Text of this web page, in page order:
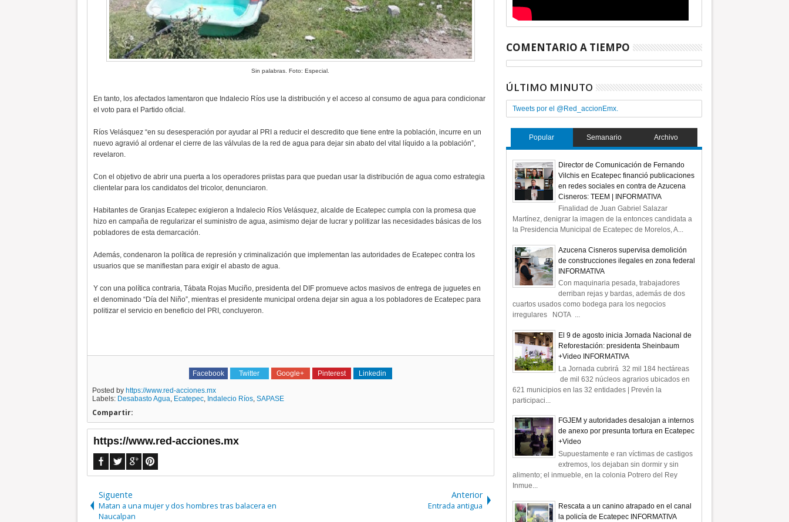
Sin palabras. Foto: Especial.
En tanto, los afectados lamentaron que Indalecio Ríos use la distribución y el acceso al consumo de agua para condicionar
el voto para el Partido oficial.
Ríos Velásquez “en su desesperación por ayudar al PRI a reducir el descredito que tiene entre la población, incurre en un
nuevo agravió al ordenar el cierre de las válvulas de la red de agua para dejar sin abato del vital líquido a la población”,
revelaron.
Con el objetivo de abrir una puerta a los operadores priistas para que puedan usar la distribución de agua como estrategia
clientelar para los candidatos del tricolor, denunciaron.
Habitantes de Granjas Ecatepec exigieron a Indalecio Ríos Velásquez, alcalde de Ecatepec cumpla con la promesa que
hizo en campaña de regularizar el suministro de agua, asimismo dejar de lucrar y politizar las necesidades básicas de los
pobladores de esta demarcación.
Además, condenaron la política de represión y criminalización que implementan las autoridades de Ecatepec contra los
usuarios que se manifiestan para exigir el abasto de agua.
Y con una política contraria, Tábata Rojas Muciño, presidenta del DIF promueve actos masivos de entrega de juguetes en
el denominado “Día del Niño”, mientras el presidente municipal ordena dejar sin agua a los pobladores de Ecatepec para
politizar el servicio en beneficio del PRI, concluyeron.
Facebook Twitter Google+ Pinterest Linkedin
Posted by https://www.red-acciones.mx
Labels: Desabasto Agua, Ecatepec, Indalecio Ríos, SAPASE
Compartir:
https://www.red-acciones.mx
Siguente
Matan a una mujer y dos hombres tras balacera en
Naucalpan
Anterior
Entrada antigua
COMENTARIO A TIEMPO
ÚLTIMO MINUTO
Tweets por el @Red_accionEmx.
Popular Semanario Archivo
Director de Comunicación de Fernando
Vilchis en Ecatepec financió publicaciones
en redes sociales en contra de Azucena
Cisneros: TEEM | INFORMATIVA
Finalidad de Juan Gabriel Salazar
Martínez, denigrar la imagen de la entonces candidata a
la Presidencia Municipal de Ecatepec de Morelos, A...
Azucena Cisneros supervisa demolición
de construcciones ilegales en zona federal
INFORMATIVA
Con maquinaria pesada, trabajadores
derriban rejas y bardas, además de dos
cuartos usados como bodega para los negocios
irregulares NOTA ...
El 9 de agosto inicia Jornada Nacional de
Reforestación: presidenta Sheinbaum
+Video INFORMATIVA
La Jornada cubrirá 32 mil 184 hectáreas
de mil 632 núcleos agrarios ubicados en
621 municipios en las 32 entidades | Prevén la
participaci...
FGJEM y autoridades desalojan a internos
de anexo por presunta tortura en Ecatepec
+Video
Supuestamente e ran víctimas de castigos
extremos, los dejaban sin dormir y sin
alimento; el inmueble, en la colonia Potrero del Rey
Inmue...
Rescata a un canino atrapado en el canal
la policía de Ecatepec INFORMATIVA